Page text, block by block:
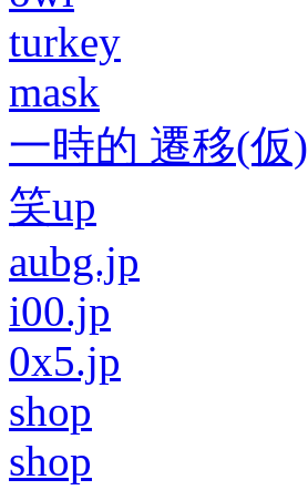
turkey
mask
一時的 遷移(仮)
笑up
aubg.jp
i00.jp
0x5.jp
shop
shop